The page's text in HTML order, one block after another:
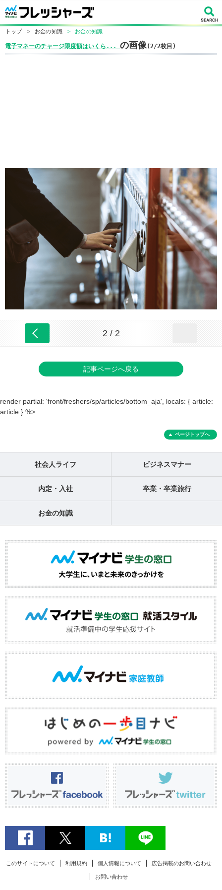
トップ > お金の知識 > お金の知識
電子マネーのチャージ限度額はいくら... の画像(2/2枚目)
2 / 2
記事ページへ戻る
render partial: 'front/freshers/sp/articles/bottom_aja', locals: { article:
article } %>
ページトップへ
社会人ライフ ビジネスマナー
内定・入社 卒業・卒業旅行
お金の知識
このサイトについて 利用規約 個人情報について 広告掲載のお問い合わせ
お問い合わせ